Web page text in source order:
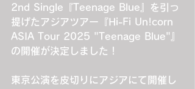
2nd Single『Teenage Blue』を引っ
提げたアジアツアー『Hi-Fi Un!corn
ASIA Tour 2025 "Teenage Blue"』
の開催が決定しました！
東京公演を皮切りにアジアにて開催し